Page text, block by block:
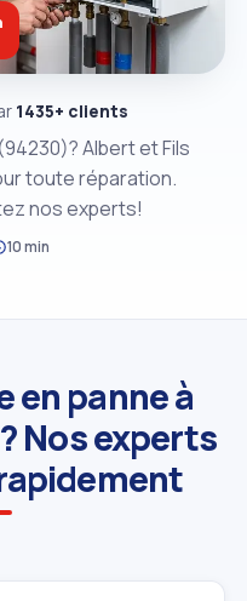
Albert et Fils
toute réparation.
nos experts!
10 min
1435+ clients
en panne à
Nos experts